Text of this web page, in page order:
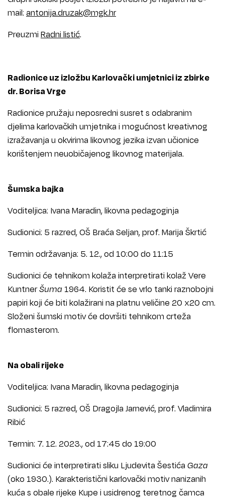
mail: antonija.druzak@mgk.hr
Preuzmi Radni listić.
Radionice uz izložbu Karlovački umjetnici iz zbirke
dr. Borisa Vrge
Radionice pružaju neposredni susret s odabranim
djelima karlovačkih umjetnika i mogućnost kreativnog
izražavanja u okvirima likovnog jezika izvan učionice
korištenjem neuobičajenog likovnog materijala.
Šumska bajka
Voditeljica: Ivana Maradin, likovna pedagoginja
Sudionici: 5 razred, OŠ Braća Seljan, prof. Marija Škrtić
Termin održavanja: 5. 12., od 10:00 do 11:15
Sudionici će tehnikom kolaža interpretirati kolaž Vere
KuntnerŠuma 1964. Koristit će se vrlo tanki raznobojni
papiri koji će biti kolažirani na platnu veličine 20 x20 cm.
Složeni šumski motiv će dovršiti tehnikom crteža
flomasterom.
Na obali rijeke
Voditeljica: Ivana Maradin, likovna pedagoginja
Sudionici: 5 razred, OŠ Dragojla Jarnević, prof. Vladimira
Ribić
Termin: 7. 12. 2023., od 17:45 do 19:00
Sudionici će interpretirati sliku Ljudevita Šestića Gaza
(oko 1930.). Karakteristični karlovački motiv nanizanih
kuća s obale rijeke Kupe i usidrenog teretnog čamca